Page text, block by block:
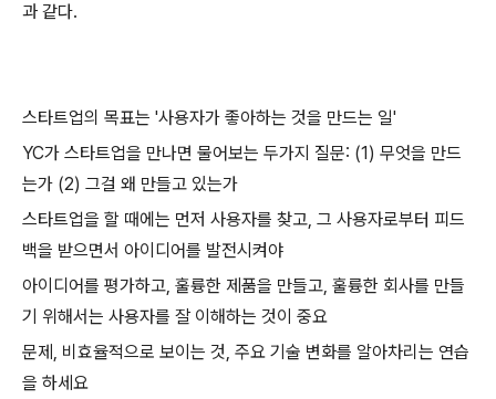
과 같다.
스타트업의 목표는 '사용자가 좋아하는 것을 만드는 일'
YC가 스타트업을 만나면 물어보는 두가지 질문: (1) 무엇을 만드
는가 (2) 그걸 왜 만들고 있는가
스타트업을 할 때에는 먼저 사용자를 찾고, 그 사용자로부터 피드
백을 받으면서 아이디어를 발전시켜야
아이디어를 평가하고, 훌륭한 제품을 만들고, 훌륭한 회사를 만들
기 위해서는 사용자를 잘 이해하는 것이 중요
문제, 비효율적으로 보이는 것, 주요 기술 변화를 알아차리는 연습
을 하세요